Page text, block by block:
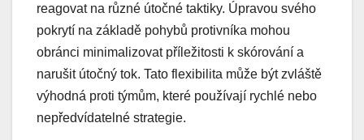
reagovat na různé útočné taktiky. Úpravou svého
pokrytí na základě pohybů protivníka mohou
obránci minimalizovat příležitosti k skórování a
narušit útočný tok. Tato flexibilita může být zvláště
výhodná proti týmům, které používají rychlé nebo
nepředvídatelné strategie.